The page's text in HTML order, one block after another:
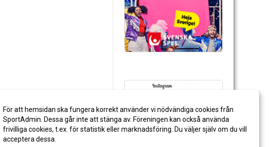
För att hemsidan ska fungera korrekt använder vi nödvändiga cookies från
SportAdmin. Dessa går inte att stänga av. Föreningen kan också använda
frivilliga cookies, t.ex. för statistik eller marknadsföring. Du väljer själv om du vill
acceptera dessa.